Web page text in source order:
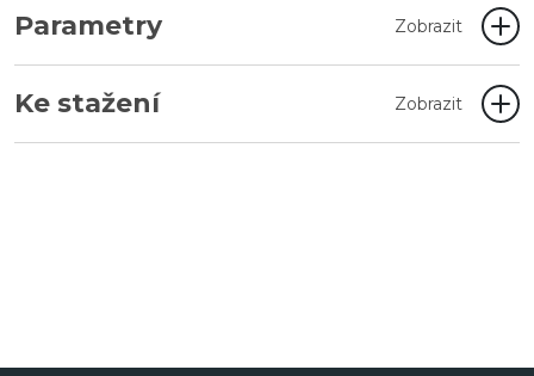
Parametry Zobrazit
Ke stažení Zobrazit